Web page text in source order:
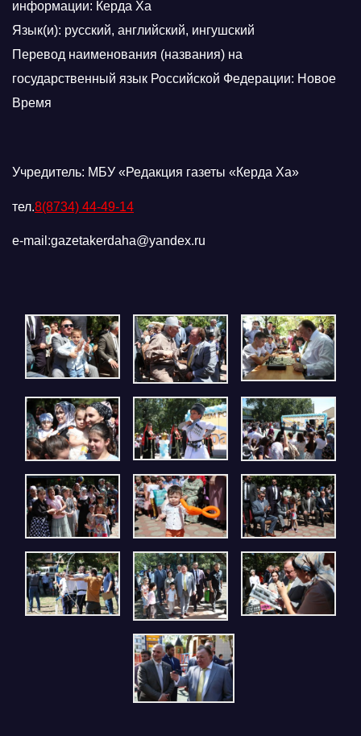
информации: Керда Ха
Язык(и): русский, английский, ингушский
Перевод наименования (названия) на
государственный язык Российской Федерации: Новое
Время
Учредитель: МБУ «Редакция газеты «Керда Ха»
тел.8(8734) 44-49-14
e-mail:gazetakerdaha@yandex.ru